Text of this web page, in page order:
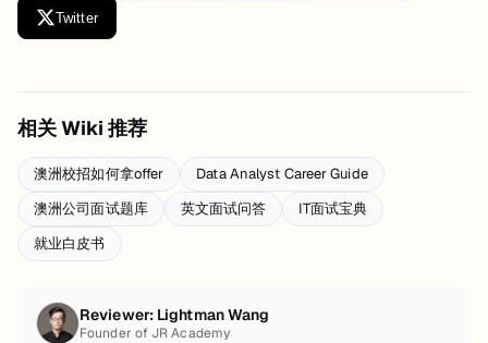
Twitter
相关 Wiki 推荐
澳洲校招如何拿offer
Data Analyst Career Guide
澳洲公司面试题库
英文面试问答
IT面试宝典
就业白皮书
Reviewer: Lightman Wang
Founder of JR Academy